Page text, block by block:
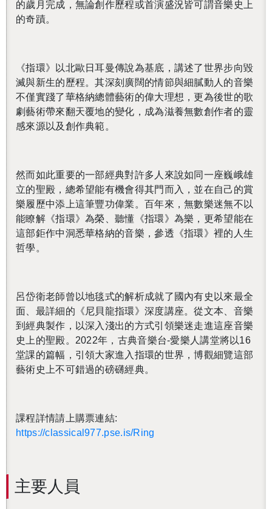
的歲月完成，無論創作歷程或首演盛況皆可謂音樂史上
的奇蹟。
《指環》以北歐日耳曼傳說為基底，講述了世界步向毀
滅與新生的歷程。其深刻廣闊的情節與細膩動人的音樂
不僅實踐了華格納總體藝術的偉大理想，更為後世的歌
劇藝術帶來翻天覆地的變化，成為滋養無數創作者的靈
感來源以及創作典範。
然而如此重要的一部經典對許多人來說如同一座巍峨雄
立的聖殿，總希望能有機會得其門而入，並在自己的賞
樂履歷中添上這筆豐功偉業。百年來，無數樂迷無不以
能瞭解《指環》為榮、聽懂《指環》為樂，更希望能在
這部鉅作中洞悉華格納的音樂，參透《指環》裡的人生
哲學。
呂岱衛老師曾以地毯式的解析成就了國內有史以來最全
面、最詳細的《尼貝龍指環》深度講座。從文本、音樂
到經典製作，以深入淺出的方式引領樂迷走進這座音樂
史上的聖殿。2022年，古典音樂台-愛樂人講堂將以16
堂課的篇幅，引領大家進入指環的世界，博觀細覽這部
藝術史上不可錯過的磅礴經典。
課程詳情請上購票連結:
https://classical977.pse.is/Ring
主要人員